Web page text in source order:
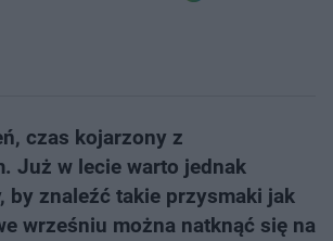
czas kojarzony z
Już w lecie warto jednak
by znaleźć takie przysmaki jak
wrześniu można natknąć się na